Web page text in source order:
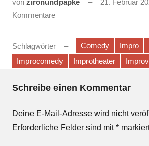
von zironundpapke 21. Februar
Kommentare
Schlagwörter Comedy Impro
Improcomedy
Improtheater
Schreibe einen Kommentar
Deine E-Mail-Adresse wird nicht
Erforderliche Felder sind mit*